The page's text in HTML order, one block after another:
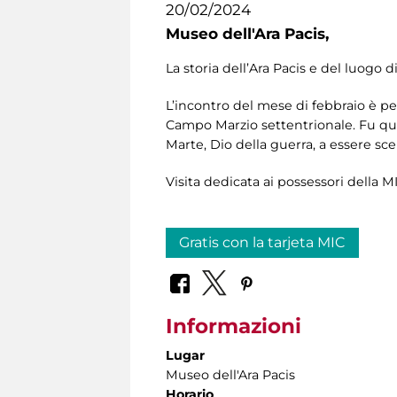
20/02/2024
Museo dell'Ara Pacis,
La storia dell’Ara Pacis e del luogo
L’incontro del mese di febbraio è
Campo Marzio settentrionale. Fu
Marte, Dio della guerra, a essere
Visita dedicata ai possessori della
Gratis con la tarjeta MIC
Informazioni
Lugar
Museo dell'Ara Pacis